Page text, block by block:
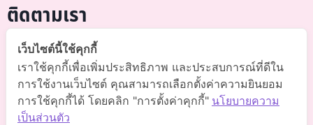
ติดตามเรา
@somchai-clinic (มี@)
Somchaiclinic คลินิกแพทย์สมชาย
Somchaiclinic
เว็บไซต์นี้ใช้คุกกี้
เราใช้คุกกี้เพื่อเพิ่มประสิทธิภาพ และประสบการณ์ที่ดีใน
การใช้งานเว็บไซต์ คุณสามารถเลือกตั้งค่าความยินยอม
การใช้คุกกี้ได้ โดยคลิก "การตั้งค่าคุกกี้" นโยบายความ
เป็นส่วนตัว